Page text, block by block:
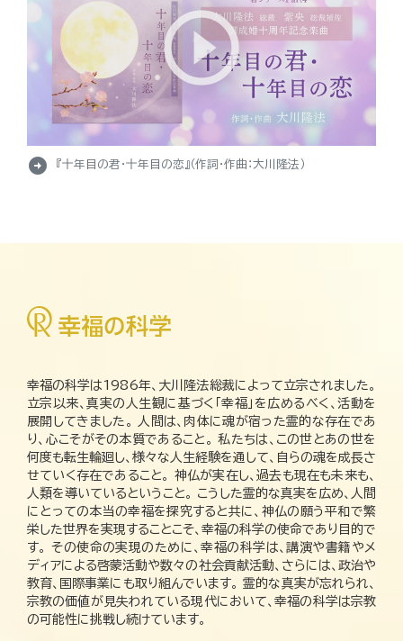
arrow_circle_right 『十年目の君・十年目の恋』（作詞・作曲：大川隆法）
幸福の科学は1986年、大川隆法総裁によって立宗されました。
立宗以来、真実の人生観に基づく「幸福」を広めるべく、活動を
展開してきました。 人間は、肉体に魂が宿った霊的な存在であ
り、心こそがその本質であること。 私たちは、この世とあの世を
何度も転生輪廻し、様々な人生経験を通して、自らの魂を成長さ
せていく存在であること。 神仏が実在し、過去も現在も未来も、
人類を導いているということ。 こうした霊的な真実を広め、人間
にとっての本当の幸福を探究すると共に、神仏の願う平和で繁
栄した世界を実現することこそ、幸福の科学の使命であり目的で
す。 その使命の実現のために、幸福の科学は、講演や書籍やメ
ディアによる啓蒙活動や数々の社会貢献活動、さらには、政治や
教育、国際事業にも取り組んでいます。 霊的な真実が忘れられ、
宗教の価値が見失われている現代において、幸福の科学は宗教
の可能性に挑戦し続けています。